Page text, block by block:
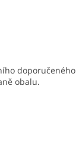
obalu.